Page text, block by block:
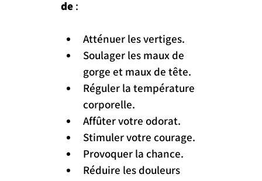
de :
Atténuer les vertiges.
Soulager les maux de
gorge et maux de tête.
Réguler la température
corporelle.
Affûter votre odorat.
Stimuler votre courage.
Provoquer la chance.
Réduire les douleurs